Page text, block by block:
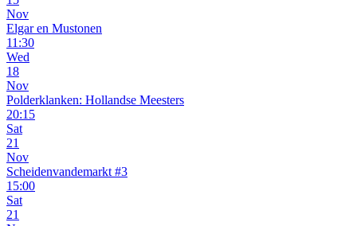
Nov
Elgar en Mustonen
11:30
Wed
18
Nov
Polderklanken: Hollandse Meesters
20:15
Sat
21
Nov
Scheidenvandemarkt #3
15:00
Sat
21